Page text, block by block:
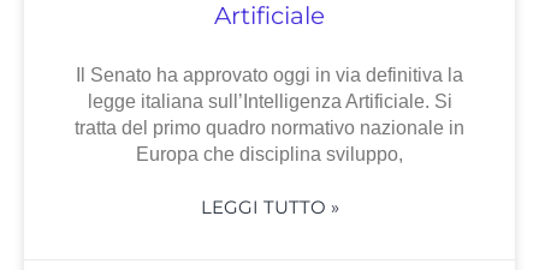
Artificiale
Il Senato ha approvato oggi in via definitiva la
legge italiana sull’Intelligenza Artificiale. Si
tratta del primo quadro normativo nazionale in
Europa che disciplina sviluppo,
LEGGI TUTTO »